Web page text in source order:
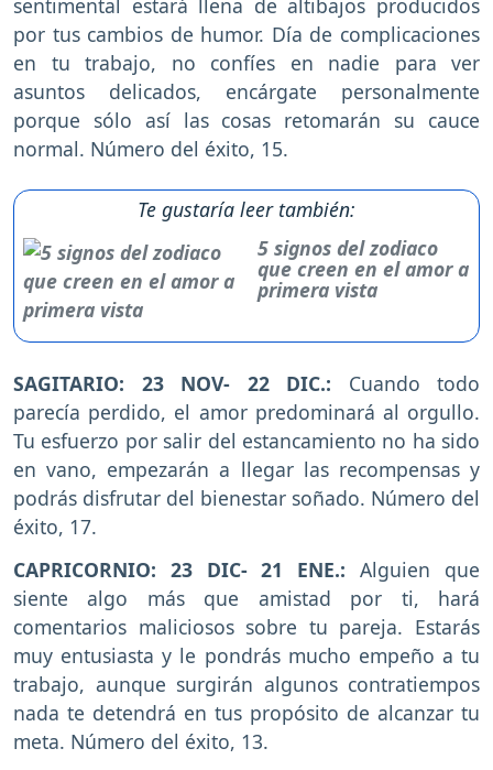
sentimental estará llena de altibajos producidos
por tus cambios de humor. Día de complicaciones
en tu trabajo, no confíes en nadie para ver
asuntos delicados, encárgate personalmente
porque sólo así las cosas retomarán su cauce
normal. Número del éxito, 15.
Te gustaría leer también:
5 signos del zodiaco
que creen en el amor a
primera vista
SAGITARIO: 23 NOV- 22 DIC.: Cuando todo
parecía perdido, el amor predominará al orgullo.
Tu esfuerzo por salir del estancamiento no ha sido
en vano, empezarán a llegar las recompensas y
podrás disfrutar del bienestar soñado. Número del
éxito, 17.
CAPRICORNIO: 23 DIC- 21 ENE.: Alguien que
siente algo más que amistad por ti, hará
comentarios maliciosos sobre tu pareja. Estarás
muy entusiasta y le pondrás mucho empeño a tu
trabajo, aunque surgirán algunos contratiempos
nada te detendrá en tus propósito de alcanzar tu
meta. Número del éxito, 13.